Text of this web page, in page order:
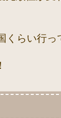
くらい行